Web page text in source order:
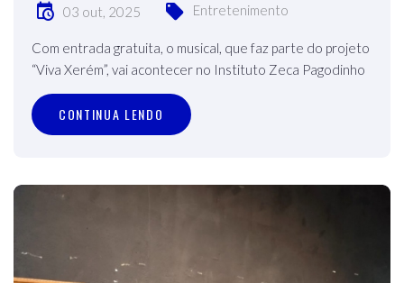
03 out, 2025 Entretenimento
Com entrada gratuita, o musical, que faz parte do projeto
“Viva Xerém”, vai acontecer no Instituto Zeca Pagodinho
CONTINUA LENDO